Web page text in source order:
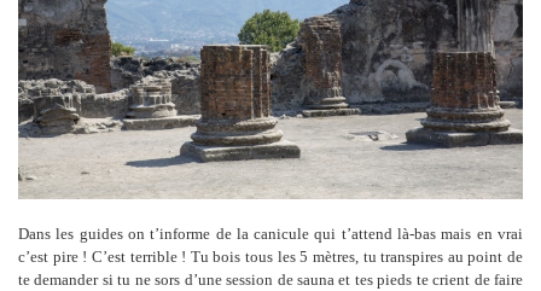
Dans les guides on t’informe de la canicule qui t’attend là-bas mais en vrai
c’est pire ! C’est terrible ! Tu bois tous les 5 mètres, tu transpires au point de
te demander si tu ne sors d’une session de sauna et tes pieds te crient de faire